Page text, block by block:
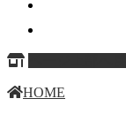
HOME